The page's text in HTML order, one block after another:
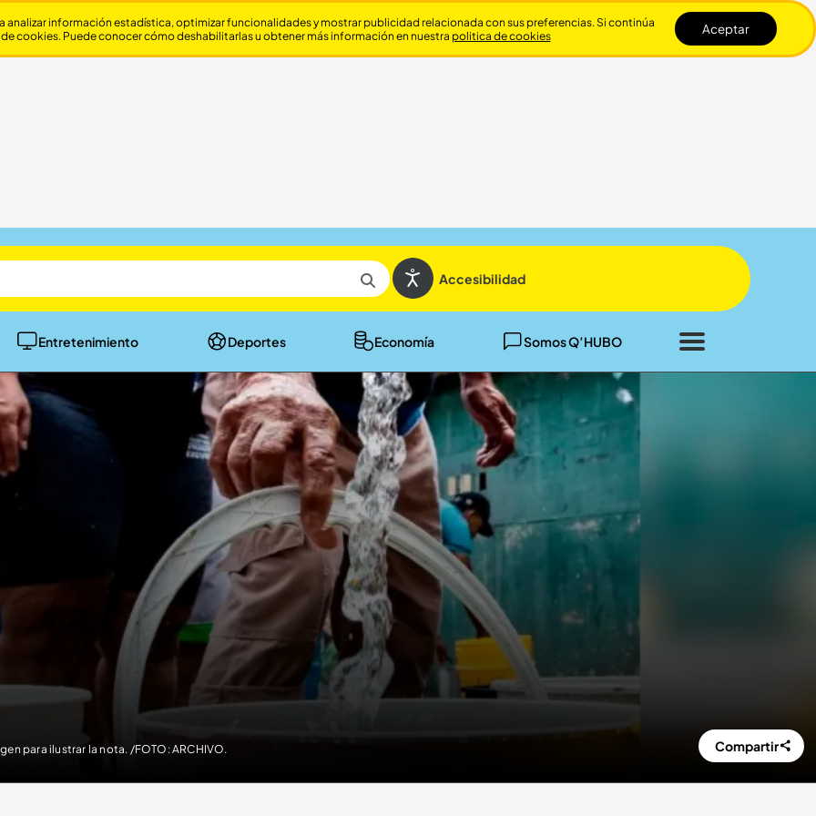
Accesibilidad
Entretenimiento Deportes Economía Somos Q’HUBO
Cerrar
para ilustrar la nota. /FOTO: ARCHIVO. Compartir
información estadística, optimizar funcionalidades y mostrar publicidad relacionada con sus preferencias. Si continúa
cookies. Puede conocer cómo deshabilitarlas u obtener más información en nuestra politica de cookies Aceptar